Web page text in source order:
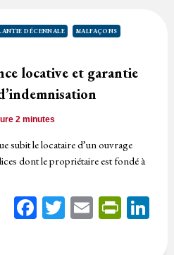
DÉCENNALE
MALFAÇONS
locative et garantie
2 minutes
subit le locataire d’un ouvrage
dont le propriétaire est fondé à
Facebook
Twitter
Email